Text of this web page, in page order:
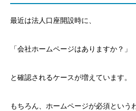
最近は法人口座開設時に、
「会社ホームページはありますか？」
と確認されるケースが増えています。
もちろん、ホームページが必須という